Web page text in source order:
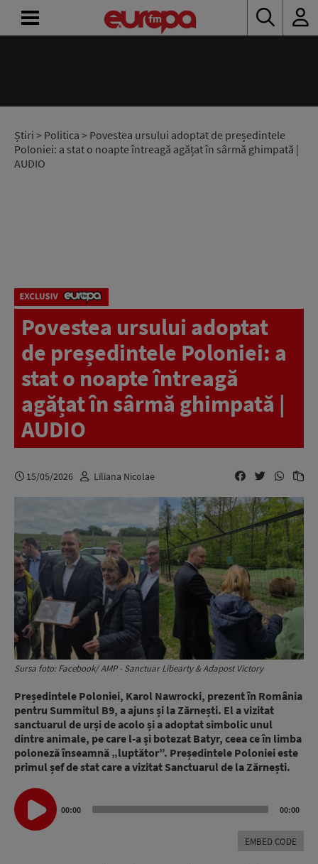
Știri > Politica > Povestea ursului adoptat de președintele
Poloniei: a stat o noapte întreagă agățat în sârmă ghimpată |
AUDIO
Povestea ursului adoptat
de președintele Poloniei: a
stat o noapte întreagă
agățat în sârmă ghimpată |
AUDIO
15/05/2026 Liliana Nicolae
Sursa foto: Facebook/ AMP - Sanctuar Libearty & Adapost Victory
Președintele Poloniei, Karol Nawrocki, prezent în România
pentru Summitul B9, a ajuns și la Zărnești. El a vizitat
sanctuarul de urși de acolo și a adoptat simbolic unul
dintre animale, pe care l-a și botezat Batyr, ceea ce în limba
poloneză înseamnă „luptător”. Președintele Poloniei este
primul șef de stat care a vizitat Sanctuarul de la Zărnești.
Audio
Player
00:00 00:00
EMBED CODE
RADIO
CONCURSURI